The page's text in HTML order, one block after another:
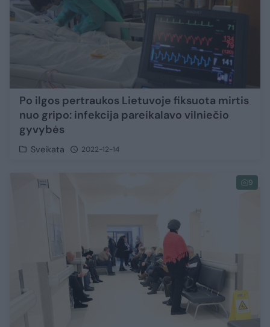
Po ilgos pertraukos Lietuvoje fiksuota mirtis
nuo gripo: infekcija pareikalavo vilniečio
gyvybės
Sveikata 2022-12-14
9